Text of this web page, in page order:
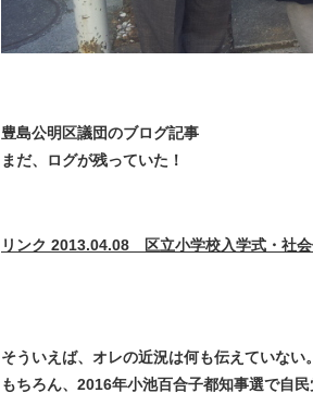
豊島公明区議団のブログ記事
まだ、ログが残っていた！
リンク 2013.04.08 区立小学校入学式・社
そういえば、オレの近況は何も伝えていない
もちろん、2016年小池百合子都知事選で自